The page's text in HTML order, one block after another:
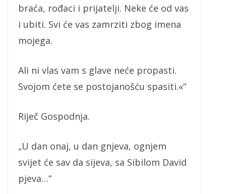
braća, rođaci i prijatelji. Neke će od vas
i ubiti. Svi će vas zamrziti zbog imena
mojega.
Ali ni vlas vam s glave neće propasti.
Svojom ćete se postojanošću spasiti.«“
Riječ Gospodnja.
„U dan onaj, u dan gnjeva, ognjem
svijet će sav da sijeva, sa Sibilom David
pjeva…“